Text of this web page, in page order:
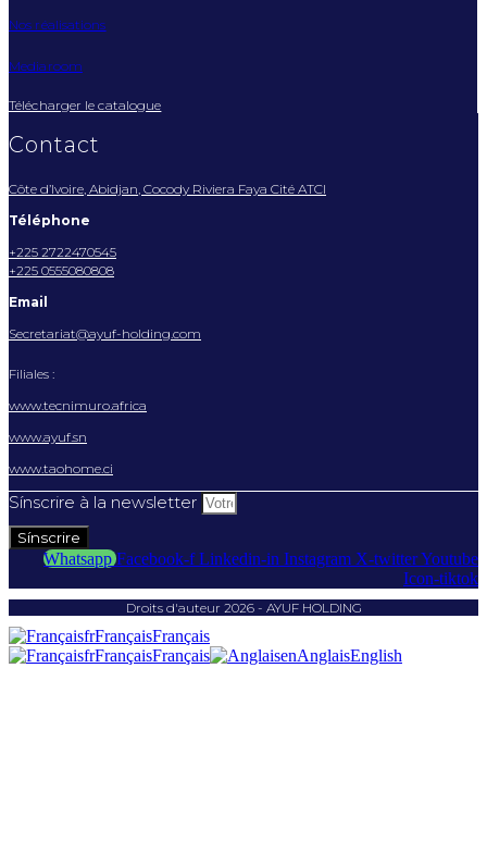
Nos réalisations
Mediaroom
Télécharger le catalogue
Contact
Côte d’Ivoire, Abidjan, Cocody Riviera Faya Cité ATCI
Téléphone
+225 2722470545
+225 0555080808
Email
Secretariat@ayuf-holding.com
Filiales :
www.tecnimuro.africa
www.ayuf.sn
www.taohome.ci
Sínscrire à la newsletter
Sínscrire
Whatsapp Facebook-f Linkedin-in Instagram X-twitterYoutube
Icon-tiktok
Droits d'auteur 2026 - AYUF HOLDING
frFrançaisFrançais
frFrançaisFrançais enAnglaisEnglish